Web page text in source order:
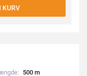
500 m